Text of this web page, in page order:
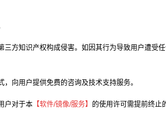
方知识产权构成侵害。如因其行为导致用户遭受
向用户提供免费的咨询及技术支持服务。
户对于本 【软件/镜像/服务】 的使用许可需提前终止